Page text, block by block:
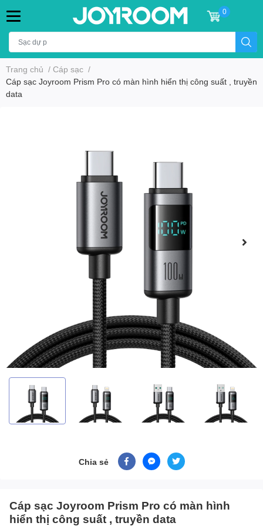
0
Trang chủ / Cáp sạc /
Cáp sạc Joyroom Prism Pro có màn hình hiển thị công suất , truyền
data
Chia sẻ
Cáp sạc Joyroom Prism Pro có màn hình
hiển thị công suất , truyền data